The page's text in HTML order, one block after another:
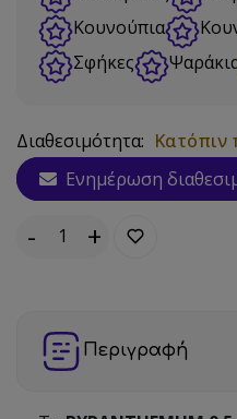
Κουνούπια
Σφήκες
Διαθεσιμότητα: Κατόπιν
Ενημέρωση
-
Τεμάχια: +
Περιγραφή